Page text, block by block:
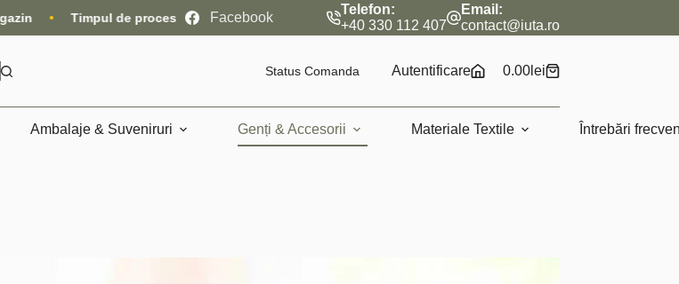
procesare a comenzilor este de 10-15 zile lucrătoare • Livrare gratuită pentru comenzi de peste 200 lei
Facebook
Telefon:
+40 330 112 407
Email:
contact@iuta.ro
Status Comanda Autentificare
Coș
cumpărături
0.00lei
Ambalaje & Suveniruri Genți & Accesorii Materiale Textile Întrebări